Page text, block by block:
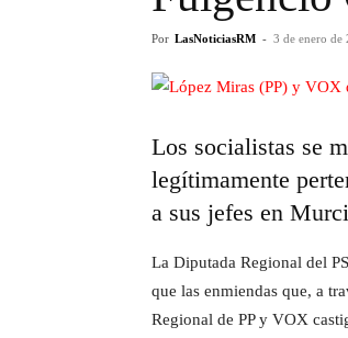
Por LasNoticiasRM - 3 de enero de
Los socialistas se
legítimamente
a sus jefes en
La Diputada Regional del
que las enmiendas que, a
Regional de PP y VOX